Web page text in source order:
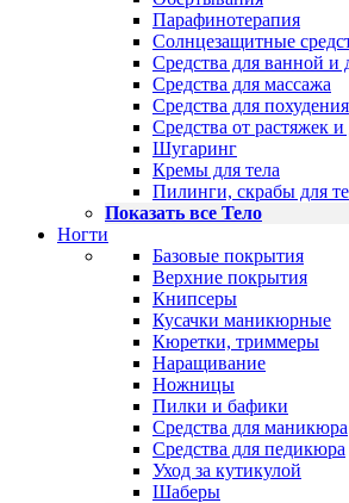
Парафинотерапия
Солнцезащитные
Средства для ванной и
Средства для массажа
Средства для похудения
Средства от растяжек
Шугаринг
Кремы для тела
Пилинги, скрабы для
Показать все Тело
Ногти
Базовые покрытия
Верхние покрытия
Книпсеры
Кусачки маникюрные
Кюретки, триммеры
Наращивание
Ножницы
Пилки и бафики
Средства для маникюра
Средства для педикюра
Уход за кутикулой
Шаберы